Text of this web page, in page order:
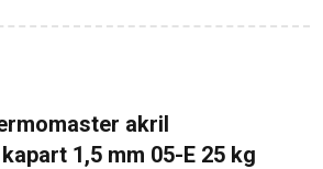
akril
1,5 mm 05-E 25 kg